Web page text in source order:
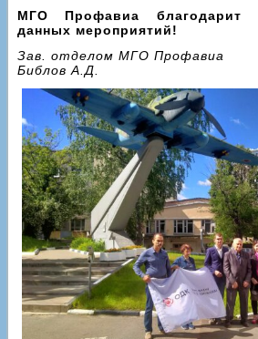
МГО Профавиа благодарит
данных мероприятий!
Зав. отделом МГО Профавиа
Библов А.Д.